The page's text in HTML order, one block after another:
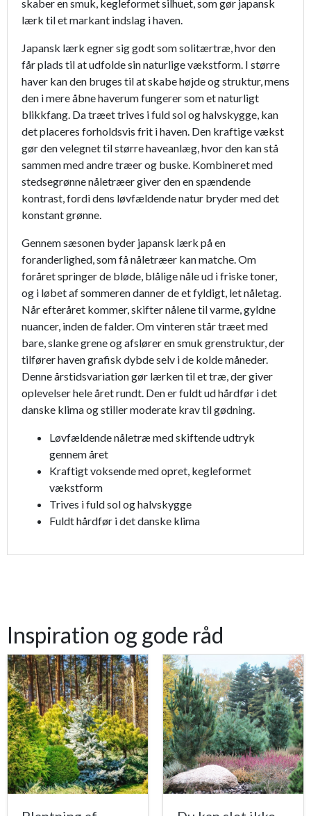
skaber en smuk, kegleformet silhuet, som gør japansk
lærk til et markant indslag i haven.
Japansk lærk egner sig godt som solitærtræ, hvor den
får plads til at udfolde sin naturlige vækstform. I større
haver kan den bruges til at skabe højde og struktur, mens
den i mere åbne haverum fungerer som et naturligt
blikkfang. Da træet trives i fuld sol og halvskygge, kan
det placeres forholdsvis frit i haven. Den kraftige vækst
gør den velegnet til større haveanlæg, hvor den kan stå
sammen med andre træer og buske. Kombineret med
stedsegrønne nåletræer giver den en spændende
kontrast, fordi dens løvfældende natur bryder med det
konstant grønne.
Gennem sæsonen byder japansk lærk på en
foranderlighed, som få nåletræer kan matche. Om
foråret springer de bløde, blålige nåle ud i friske toner,
og i løbet af sommeren danner de et fyldigt, let nåletag.
Når efteråret kommer, skifter nålene til varme, gyldne
nuancer, inden de falder. Om vinteren står træet med
bare, slanke grene og afslører en smuk grenstruktur, der
tilfører haven grafisk dybde selv i de kolde måneder.
Denne årstidsvariation gør lærken til et træ, der giver
oplevelser hele året rundt. Den er fuldt ud hårdfør i det
danske klima og stiller moderate krav til gødning.
Løvfældende nåletræ med skiftende udtryk
gennem året
Kraftigt voksende med opret, kegleformet
vækstform
Trives i fuld sol og halvskygge
Fuldt hårdfør i det danske klima
Inspiration og gode råd